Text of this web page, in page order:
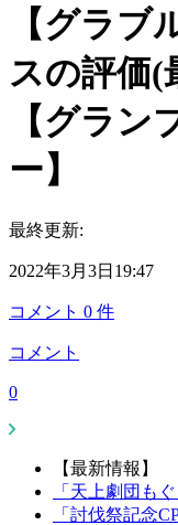
【グラブ
スの評価(
【グラン
ー】
最終更新:
2022年3月3日19:47
コメント 0 件
コメント
0
【最新情報】
「天上劇団も
「討伐祭記念